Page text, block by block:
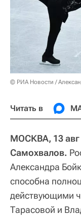
© РИА Новости /
Читать в
МОСКВА, 13 авг
Самохвалов.
Александра
способна
действующими
Тарасовой и